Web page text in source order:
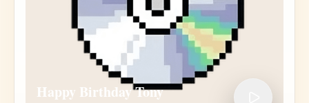
Happy Birthday Tony